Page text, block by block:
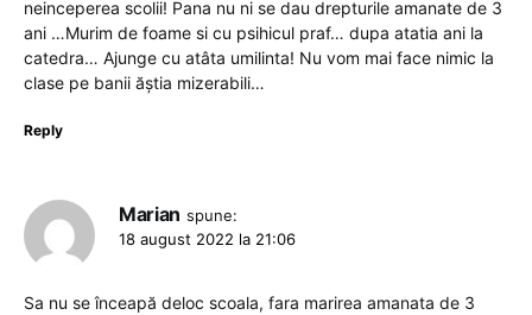
neinceperea scolii! Pana nu ni se dau drepturile amanate de 3
ani …Murim de foame si cu psihicul praf… dupa atatia ani la
catedra… Ajunge cu atâta umilinta! Nu vom mai face nimic la
clase pe banii ăștia mizerabili…
Reply
Marian spune:
18 august 2022 la 21:06
Sa nu se înceapă deloc scoala, fara marirea amanata de 3